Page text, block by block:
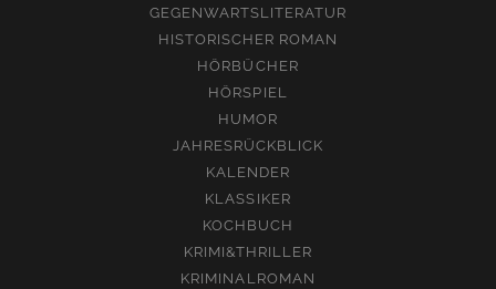
GEGENWARTSLITERATUR
HISTORISCHER ROMAN
HÖRBÜCHER
HÖRSPIEL
HUMOR
JAHRESRÜCKBLICK
KALENDER
KLASSIKER
KOCHBUCH
KRIMI&THRILLER
KRIMINALROMAN